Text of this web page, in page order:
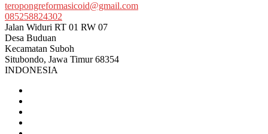
teropongreformasicoid@gmail.com
085258824302
Jalan Widuri RT 01 RW 07
Desa Buduan
Kecamatan Suboh
Situbondo, Jawa Timur 68354
INDONESIA